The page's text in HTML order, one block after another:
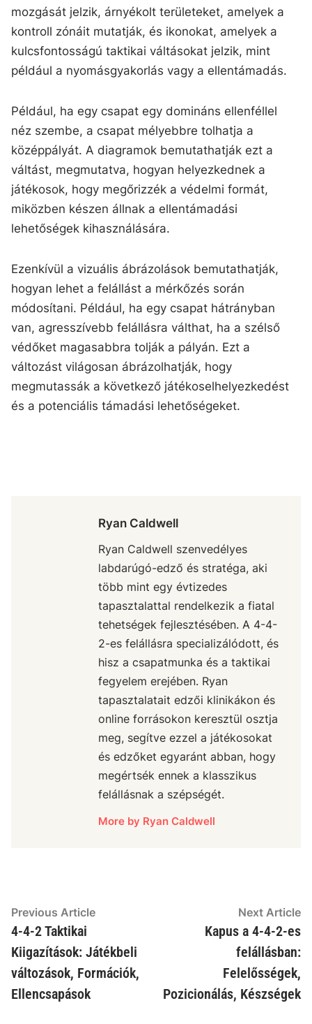
mozgását jelzik, árnyékolt területeket, amelyek a
kontroll zónáit mutatják, és ikonokat, amelyek a
kulcsfontosságú taktikai váltásokat jelzik, mint
például a nyomásgyakorlás vagy a ellentámadás.
Például, ha egy csapat egy domináns ellenféllel
néz szembe, a csapat mélyebbre tolhatja a
középpályát. A diagramok bemutathatják ezt a
váltást, megmutatva, hogyan helyezkednek a
játékosok, hogy megőrizzék a védelmi formát,
miközben készen állnak a ellentámadási
lehetőségek kihasználására.
Ezenkívül a vizuális ábrázolások bemutathatják,
hogyan lehet a felállást a mérkőzés során
módosítani. Például, ha egy csapat hátrányban
van, agresszívebb felállásra válthat, ha a szélső
védőket magasabbra tolják a pályán. Ezt a
változást világosan ábrázolhatják, hogy
megmutassák a következő játékoselhelyezkedést
és a potenciális támadási lehetőségeket.
Ryan Caldwell
Ryan Caldwell szenvedélyes
labdarúgó-edző és stratéga, aki
több mint egy évtizedes
tapasztalattal rendelkezik a fiatal
tehetségek fejlesztésében. A 4-4-
2-es felállásra specializálódott, és
hisz a csapatmunka és a taktikai
fegyelem erejében. Ryan
tapasztalatait edzői klinikákon és
online forrásokon keresztül osztja
meg, segítve ezzel a játékosokat
és edzőket egyaránt abban, hogy
megértsék ennek a klasszikus
felállásnak a szépségét.
More by Ryan Caldwell
Post
navigation
Previous ArticlePrevious
4-4-2 Taktikai
Kiigazítások: Játékbeli
változások, Formációk,
Ellencsapások
Next Article
Kapus a 4-4-2-es
felállásban:
Felelősségek,
Pozicionálás, Készségek